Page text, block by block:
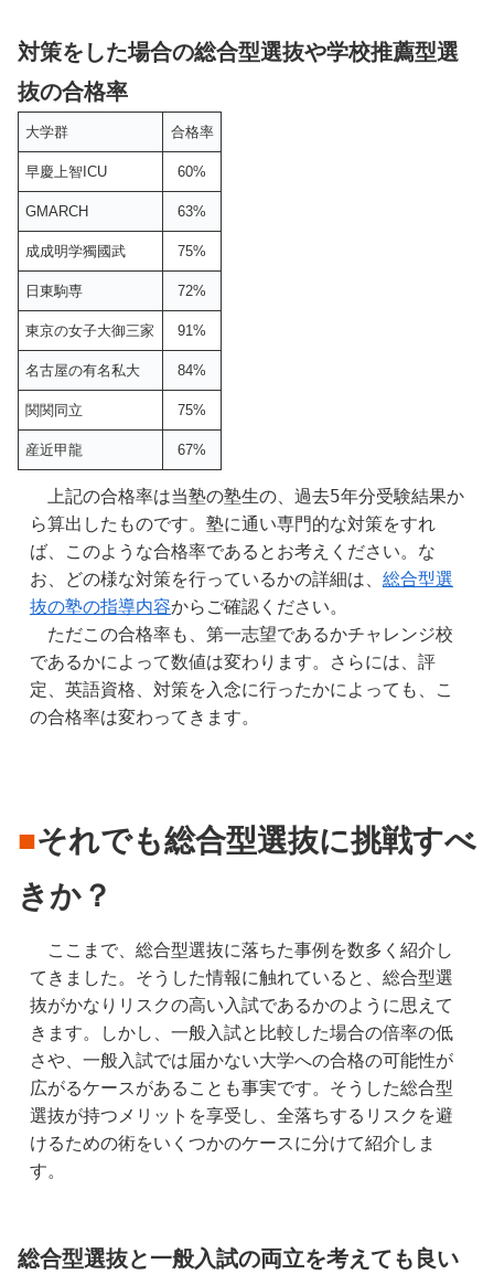
対策をした場合の総合型選抜や学校推薦型選
抜の合格率
大学群 合格率
早慶上智ICU 60%
GMARCH 63%
成成明学獨國武 75%
日東駒専 72%
東京の女子大御三家 91%
名古屋の有名私大 84%
関関同立 75%
産近甲龍 67%
上記の合格率は当塾の塾生の、過去5年分受験結果か
ら算出したものです。塾に通い専門的な対策をすれ
ば、このような合格率であるとお考えください。な
お、どの様な対策を行っているかの詳細は、 総合型選
抜の塾の指導内容からご確認ください。
ただこの合格率も、第一志望であるかチャレンジ校
であるかによって数値は変わります。さらには、評
定、英語資格、対策を入念に行ったかによっても、こ
の合格率は変わってきます。
■それでも総合型選抜に挑戦すべ
きか？
ここまで、総合型選抜に落ちた事例を数多く紹介し
てきました。そうした情報に触れていると、総合型選
抜がかなりリスクの高い入試であるかのように思えて
きます。しかし、一般入試と比較した場合の倍率の低
さや、一般入試では届かない大学への合格の可能性が
広がるケースがあることも事実です。そうした総合型
選抜が持つメリットを享受し、全落ちするリスクを避
けるための術をいくつかのケースに分けて紹介しま
す。
総合型選抜と一般入試の両立を考えても良い